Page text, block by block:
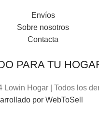
Envíos
Sobre nosotros
Contacta
PARA TU
Lowin Hogar | Todos los
por WebToSell